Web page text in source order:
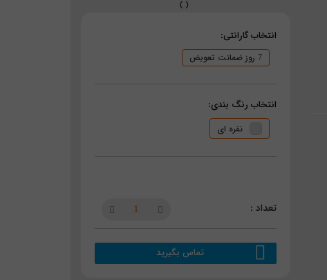
انتخاب گارانتی:
7 روز ضمانت تعویض
انتخاب رنگ بندی:
نقره ای
تماس بگیرید